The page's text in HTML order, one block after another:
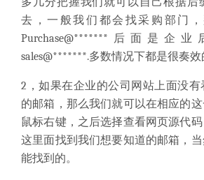
去，一般我们都会找采购部门，
Purchase@*******后面是企
sales@*******.多数情况下都是很奏效
2，如果在企业的公司网站上面没有
的邮箱，那么我们就可以在相应的
鼠标右键，之后选择查看网页源代
这里面找到我们想要知道的邮箱，
能找到的。